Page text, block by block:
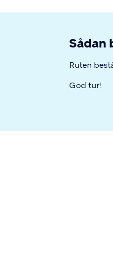
Sådan
Ruten
God tur!